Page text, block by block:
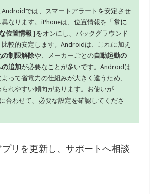
Androidでは、スマートアラートを安定させ
なります。iPhoneは、位置情報を 「常に
位置情報 ]をオンにし、バックグラウンド
較的安定します。Androidは、これに加え
制限解除や、メーカーごとの自動起動の
の追加が必要なことが多いです。Androidは
って省電力の仕組みが大きく違うため、
れやすい傾向があります。お使いが
合わせて、必要な設定を確認してくださ
リを更新し、サポートへ相談